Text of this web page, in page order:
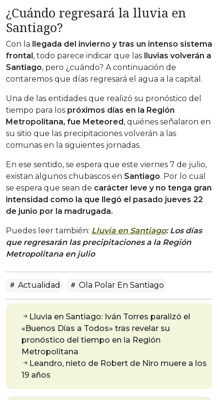
¿Cuándo regresará la lluvia en
Santiago?
Con la llegada del invierno y tras un intenso sistema
frontal, todo parece indicar que las lluvias volverán a
Santiago, pero ¿cuándo? A continuación de
contaremos que días regresará el agua a la capital.
Una de las entidades que realizó su pronóstico del
tiempo para los próximos días en la Región
Metropolitana, fue Meteored, quiénes señalaron en
su sitio que las precipitaciones volverán a las
comunas en la siguientes jornadas.
En ese sentido, se espera que este viernes 7 de julio,
existan algunos chubascos en Santiago. Por lo cual
se espera que sean de carácter leve y no tenga gran
intensidad como la que llegó el pasado jueves 22
de junio por la madrugada.
Puedes leer también: Lluvia en Santiago: Los días
que regresarán las precipitaciones a la Región
Metropolitana en julio
Actualidad Ola Polar En Santiago
Lluvia en Santiago: Iván Torres paralizó el
«Buenos Días a Todos» tras revelar su
pronóstico del tiempo en la Región
Metropolitana
Leandro, nieto de Robert de Niro muere a los
19 años